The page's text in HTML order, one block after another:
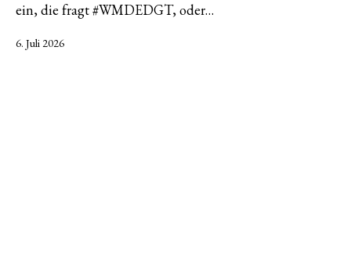
ein, die fragt #WMDEDGT, oder…
Veröffentlicht
6. Juli 2026